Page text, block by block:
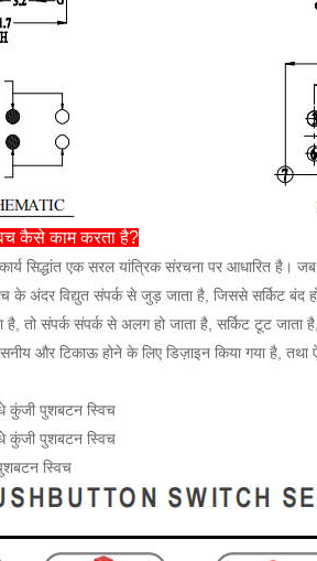
कैसे काम करता है?
सिद्धांत एक सरल यांत्रिक संरचना पर आधारित है। जब
के अंदर विद्युत संपर्क से जुड़ जाता है, जिससे सर्किट बंद
है, तो संपर्क संपर्क से अलग हो जाता है, सर्किट टूट जाता
और टिकाऊ होने के लिए डिज़ाइन किया गया है,
कुंजी पुशबटन स्विच
कुंजी पुशबटन स्विच
स्विच